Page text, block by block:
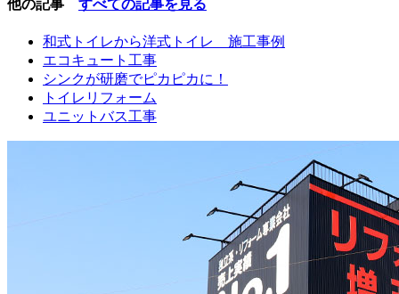
他の記事 すべての記事を見る
和式トイレから洋式トイレ 施工事例
エコキュート工事
シンクが研磨でピカピカに！
トイレリフォーム
ユニットバス工事